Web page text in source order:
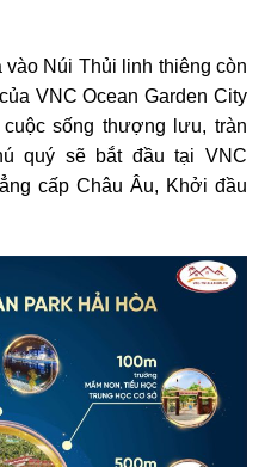
vào Núi Thủi linh thiêng còn
VNC Ocean Garden City
sống thượng lưu, tràn
quý sẽ bắt đầu tại VNC
cấp Châu Âu, Khởi đầu